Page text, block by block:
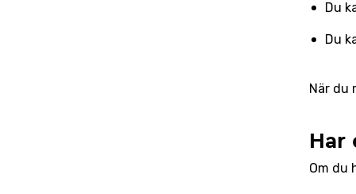
Du
Du
När du
Har
Om du